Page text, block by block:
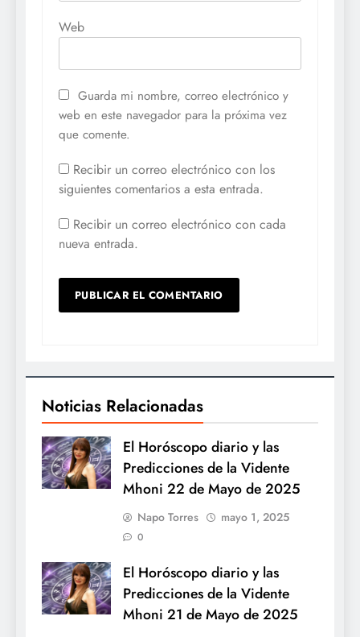
Web
Guarda mi nombre, correo electrónico y
web en este navegador para la próxima vez
que comente.
Recibir un correo electrónico con los
siguientes comentarios a esta entrada.
Recibir un correo electrónico con cada
nueva entrada.
Noticias Relacionadas
El Horóscopo diario y las
Predicciones de la Vidente
Mhoni 22 de Mayo de 2025
Napo Torres mayo 1, 2025
0
El Horóscopo diario y las
Predicciones de la Vidente
Mhoni 21 de Mayo de 2025